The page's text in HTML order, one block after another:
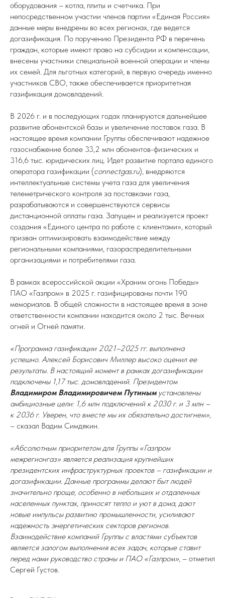
оборудования – котла, плиты и счетчика. При
непосредственном участии членов партии «Единая Россия»
данные меры внедрены во всех регионах, где ведется
догазификация. По поручению Президента РФ в перечень
граждан, которые имеют право на субсидии и компенсации,
внесены участники специальной военной операции и члены
их семей. Для льготных категорий, в первую очередь именно
участников СВО, также обеспечивается приоритетная
газификация домовладений.
В 2026 г. и в последующих годах планируются дальнейшее
развитие абонентской базы и увеличение поставок газа. В
настоящее время компании Группы обеспечивают надежное
газоснабжение более 33,2 млн абонентов-физических и
316,6 тыс. юридических лиц. Идет развитие портала единого
оператора газификации (connectgas.ru), внедряются
интеллектуальные системы учета газа для увеличения
телеметрического контроля за поставками газа,
разрабатываются и совершенствуются сервисы
дистанционной оплаты газа. Запущен и реализуется проект
создания «Единого центра по работе с клиентами», который
призван оптимизировать взаимодействие между
региональными компаниями, газораспределительными
организациями и потребителями газа.
В рамках всероссийской акции «Храним огонь Победы»
ПАО «Газпром» в 2025 г. газифицированы почти 190
мемориалов. В общей сложности в настоящее время в зоне
ответственности компании находится около 2 тыс. Вечных
огней и Огней памяти.
«Программа газификации 2021–2025 гг. выполнена
успешно. Алексей Борисович Миллер высоко оценил ее
результаты. В настоящий момент в рамках догазификации
подключены 1,17 тыс. домовладений. Президентом
Владимиром Владимировичем Путинымустановлены
амбициозные цели: 1,6 млн подключений к 2030 г. и 3 млн –
к 2036 г. Уверен, что вместе мы их обязательно достигнем»,
– сказал Вадим Симдякин.
«Абсолютным приоритетом для Группы «Газпром
межрегионгаз» является реализация крупнейших
президентских инфраструктурных проектов – газификации и
догазификации. Данные программы делают быт людей
значительно проще, особенно в небольших и отдаленных
населенных пунктах, приносят тепло и уют в дома, дают
новые импульсы развитию промышленности, усиливают
надежность энергетических секторов регионов.
Взаимодействие компаний Группы с властями субъектов
является залогом выполнения всех задач, которые ставит
перед нами руководство страны и ПАО «Газпром», – отметил
Сергей Густов.